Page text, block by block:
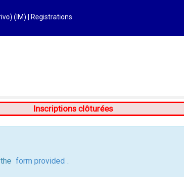
(IM) | Registrations
Inscriptions clôturées
form provided .